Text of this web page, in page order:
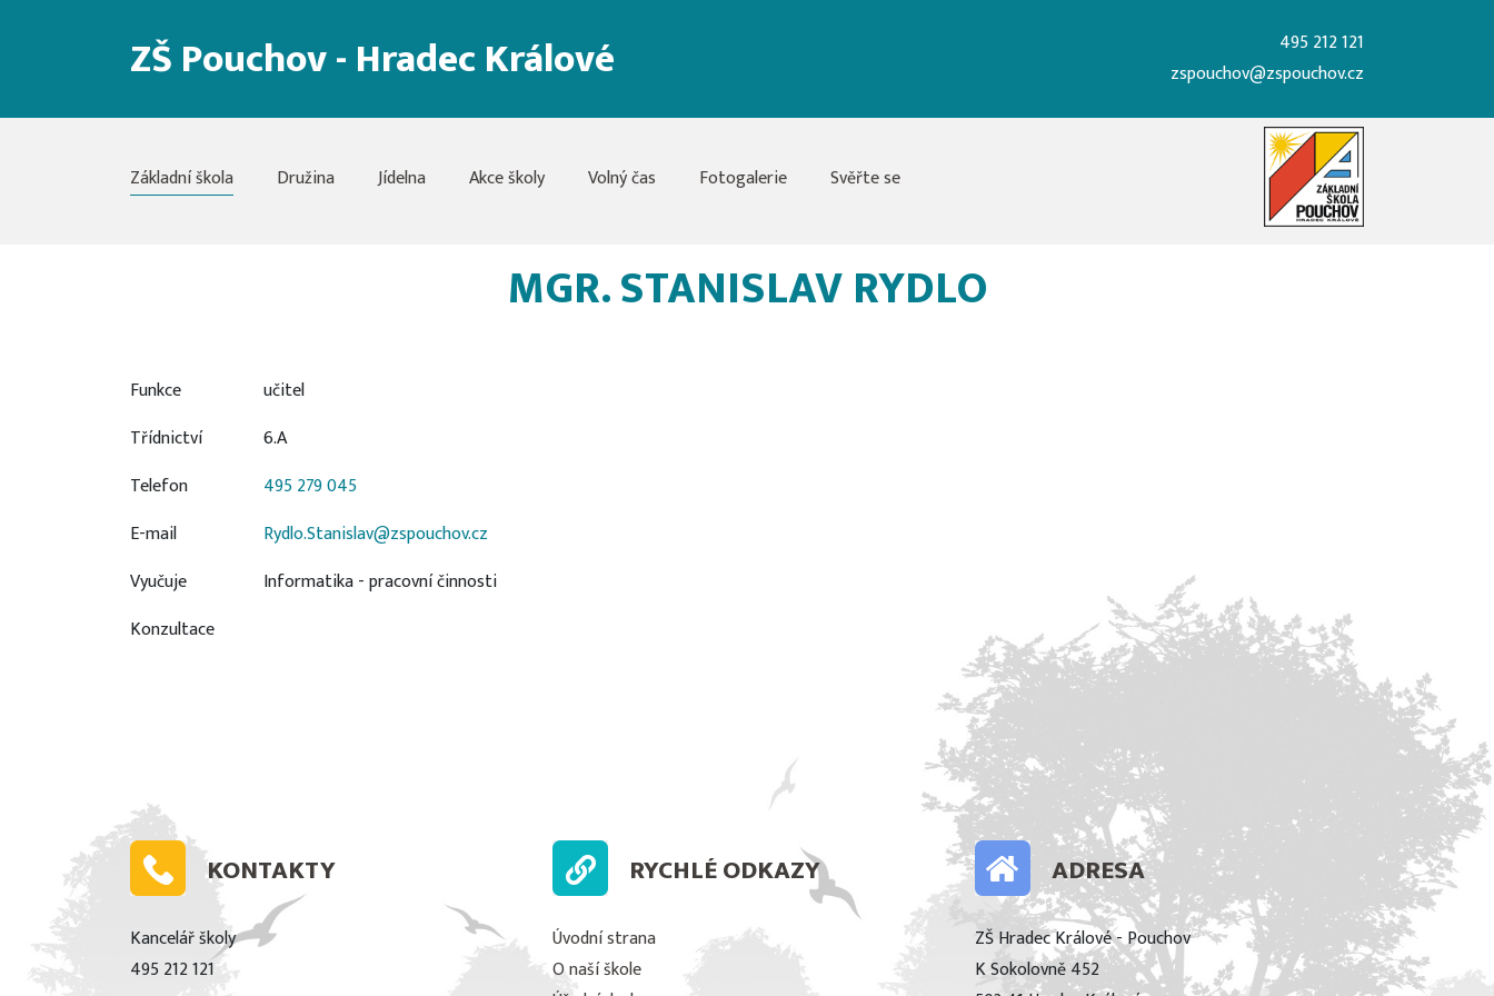
ZŠ Pouchov - Hradec Králové
495 212 121
zspouchov@zspouchov.cz
Základní škola Družina Jídelna Akce školy Volný čas Fotogalerie Svěřte se
MGR. STANISLAV RYDLO
Funkce
učitel
Třídnictví
6.A
Telefon
495 279 045
E-mail
Rydlo.Stanislav@zspouchov.cz
Vyučuje
Informatika - pracovní činnosti
Konzultace
KONTAKTY
Kancelář školy
495 212 121
RYCHLÉ ODKAZY
Úvodní strana
O naší škole
ADRESA
ZŠ Hradec Králové - Pouchov
K Sokolovně 452